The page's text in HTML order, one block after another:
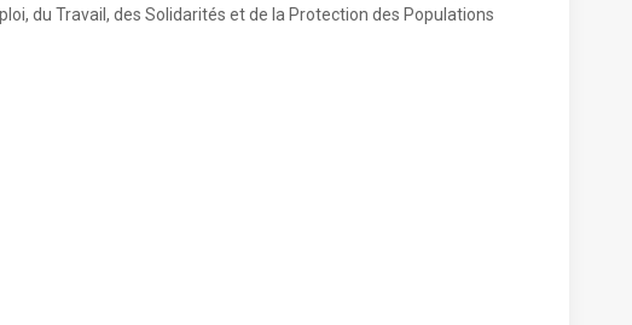
du Travail, des Solidarités et de la Protection des Populations